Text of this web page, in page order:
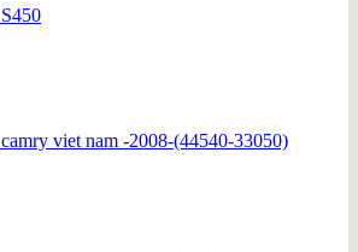
S450
camry viet nam -2008-(44540-33050)